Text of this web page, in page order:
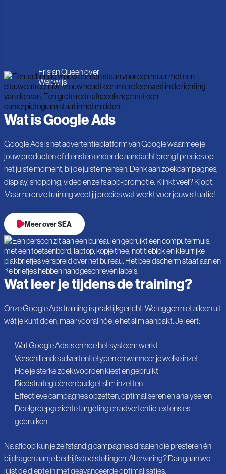
Frisian Queen over
Webwijs
Wat is Google Ads
Google Ads is het advertentieplatform van Google waarmee je
jouw producten of diensten onder de aandacht brengt precies op
het juiste moment, bij de juiste mensen. Denk aan zoekcampagnes,
display, shopping, video en zelfs app-promotie. Klinkt veel? Klopt.
Maar na onze training weet jij precies wat werkt voor jouw situatie!
Meer over SEA
Wat leer je tijdens de training?
Onze Google Ads training is praktijkgericht. We leggen niet alleen uit
wát je kunt doen, maar vooral hóé je het slim aanpakt. Je leert:
Wat Google Ads is en hoe het systeem werkt
Verschillende advertentietypen en wanneer je welke inzet
Hoe je sterke zoekwoorden kiest en gebruikt
Biedstrategieën en budget slim inzetten
Effectieve campagnes opzetten, optimaliseren en analyseren
Doelgroepgerichte targeting en advertentie-extensies
gebruiken
Na afloop kun je zelfstandig campagnes draaien die presteren én
bijdragen aan je bedrijfsdoelstellingen. Al ervaring? Dan gaan we
juist de diepte in met geavanceerde optimalisaties.